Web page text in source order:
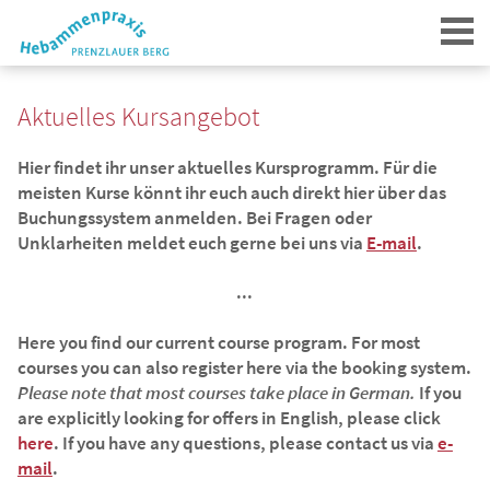
Login
Aktuelles Kursangebot
Hier findet ihr unser aktuelles Kursprogramm. Für die
meisten Kurse könnt ihr euch auch direkt hier über das
Buchungssystem anmelden. Bei Fragen oder
Unklarheiten meldet euch gerne bei uns via E-mail.
...
Here you find our current course program. For most
courses you can also register here via the booking system.
Please note that most courses take place in German. If you
are explicitly looking for offers in English, please click
here. If you have any questions, please contact us viae-
mail.